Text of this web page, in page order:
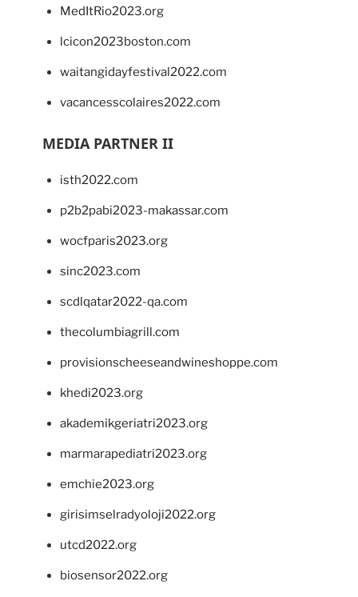
MedItRio2023.org
lcicon2023boston.com
waitangidayfestival2022.com
vacancesscolaires2022.com
MEDIA PARTNER II
isth2022.com
p2b2pabi2023-makassar.com
wocfparis2023.org
sinc2023.com
scdlqatar2022-qa.com
thecolumbiagrill.com
provisionscheeseandwineshoppe.com
khedi2023.org
akademikgeriatri2023.org
marmarapediatri2023.org
emchie2023.org
girisimselradyoloji2022.org
utcd2022.org
biosensor2022.org